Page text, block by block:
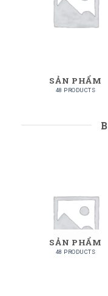
SẢN PHẨM
48 PRODUCTS
SẢN PHẨM
48 PRODUCTS